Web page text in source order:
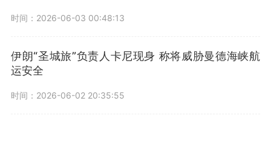
时间：2026-06-03 00:48:13
伊朗“圣城旅”负责人卡尼现身 称将威胁曼德海峡航
运安全
时间：2026-06-02 20:35:55